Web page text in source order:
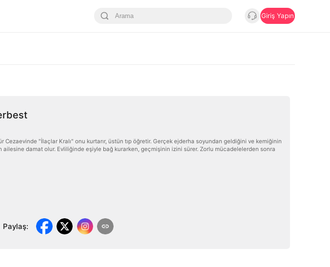
Giriş Yapın
Cezaevinde "İlaçlar Kralı" onu kurtarır, üstün tıp öğretir. Gerçek ejderha soyundan geldiğini ve kemiğinin
ailesine damat olur. Evliliğinde eşiyle bağ kurarken, geçmişinin izini sürer. Zorlu mücadelelerden sonra
Paylaş: